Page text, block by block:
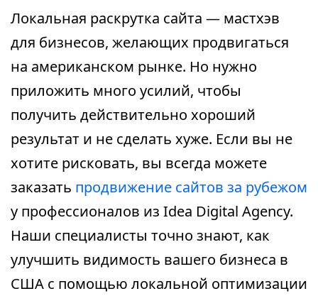
Локальная раскрутка сайта — мастхэв
для бизнесов, желающих продвигаться
на американском рынке. Но нужно
приложить много усилий, чтобы
получить действительно хороший
результат и не сделать хуже. Если вы не
хотите рисковать, вы всегда можете
заказать продвижение сайтов за рубежом
у профессионалов из Idea Digital Agency.
Наши специалисты точно знают, как
улучшить видимость вашего бизнеса в
США с помощью локальной оптимизации